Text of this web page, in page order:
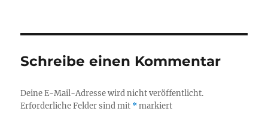
Schreibe einen Kommentar
Deine E-Mail-Adresse wird nicht veröffentlicht.
Erforderliche Felder sind mit *markiert